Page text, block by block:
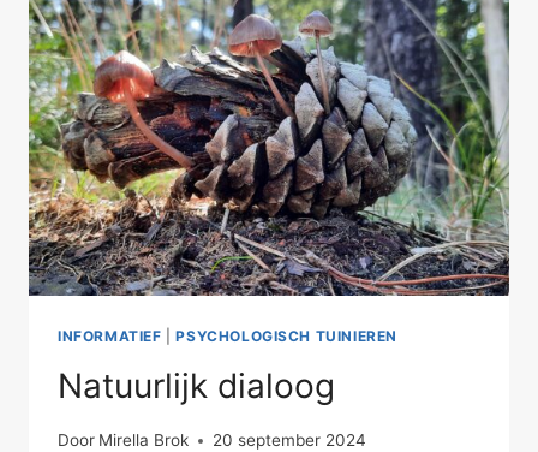
INFORMATIEF |PSYCHOLOGISCH TUINIEREN
Natuurlijk dialoog
Door Mirella Brok 20 september 2024